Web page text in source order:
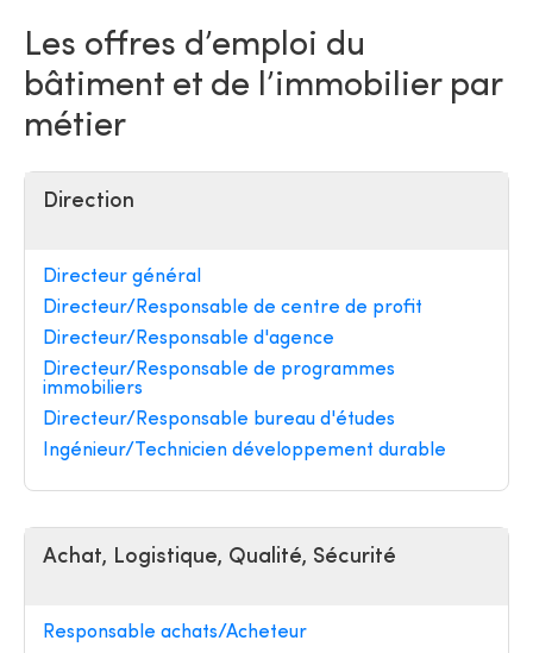
Les offres d’emploi du
bâtiment et de l’immobilier par
métier
Direction
Directeur général
Directeur/Responsable de centre de profit
Directeur/Responsable d'agence
Directeur/Responsable de programmes
immobiliers
Directeur/Responsable bureau d'études
Ingénieur/Technicien développement durable
Achat, Logistique, Qualité, Sécurité
Responsable achats/Acheteur